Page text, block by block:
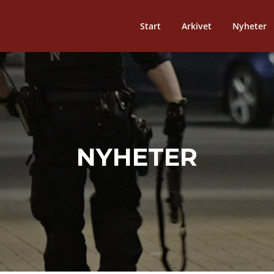
Start Arkivet Nyheter
NYHETER